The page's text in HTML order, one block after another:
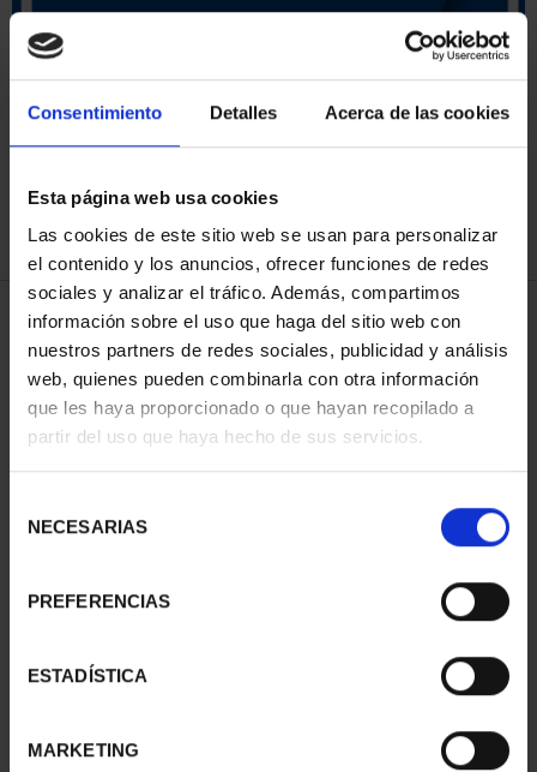
Consentimiento Detalles Acerca de las cookies
Esta página web usa cookies
Las cookies de este sitio web se usan para personalizar
el contenido y los anuncios, ofrecer funciones de redes
sociales y analizar el tráfico. Además, compartimos
información sobre el uso que haga del sitio web con
nuestros partners de redes sociales, publicidad y análisis
web, quienes pueden combinarla con otra información
que les haya proporcionado o que hayan recopilado a
partir del uso que haya hecho de sus servicios.
NECESARIAS
PREFERENCIAS
ESTADÍSTICA
MARKETING
ORDENAR POR:
4 Productos encontrados
III - TARRAGONA
73,00 €
III - SEGOVIA